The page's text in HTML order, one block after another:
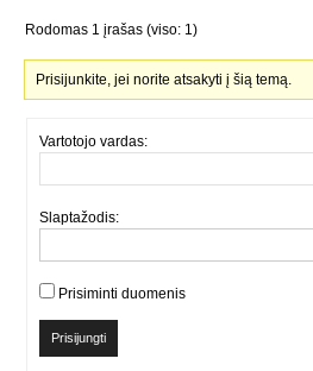
Rodomas 1 įrašas (viso: 1)
Prisijunkite, jei norite atsakyti į šią temą.
Vartotojo vardas:
Slaptažodis:
Prisiminti duomenis
Prisijungti